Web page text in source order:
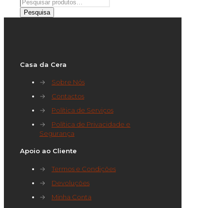
por:
Pesquisa
Casa da Cera
→
Sobre Nós
→
Contactos
→
Política de Serviços
→
Política de Privacidade e
Segurança
Apoio ao Cliente
→
Termos e Condições
→
Devoluções
→
Minha Conta